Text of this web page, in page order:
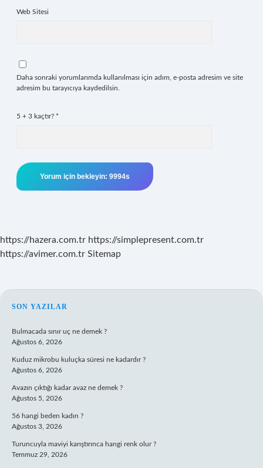
Web Sitesi
Daha sonraki yorumlarımda kullanılması için adım, e-posta adresim ve site
adresim bu tarayıcıya kaydedilsin.
5 + 3 kaçtır? *
https://hazera.com.tr https://simplepresent.com.tr
https://avimer.com.tr Sitemap
SIDEBAR
SON YAZILAR
Bulmacada sınır uç ne demek ?
Ağustos 6, 2026
Kuduz mikrobu kuluçka süresi ne kadardır ?
Ağustos 6, 2026
Avazın çıktığı kadar avaz ne demek ?
Ağustos 5, 2026
56 hangi beden kadın ?
Ağustos 3, 2026
Turuncuyla maviyi karıştırınca hangi renk olur ?
Temmuz 29, 2026